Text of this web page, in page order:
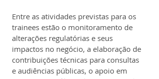
Entre as atividades previstas para os
trainees estão o monitoramento de
alterações regulatórias e seus
impactos no negócio, a elaboração de
contribuições técnicas para consultas
e audiências públicas, o apoio em